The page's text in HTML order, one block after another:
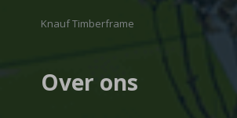
Knauf Timberframe
Over ons